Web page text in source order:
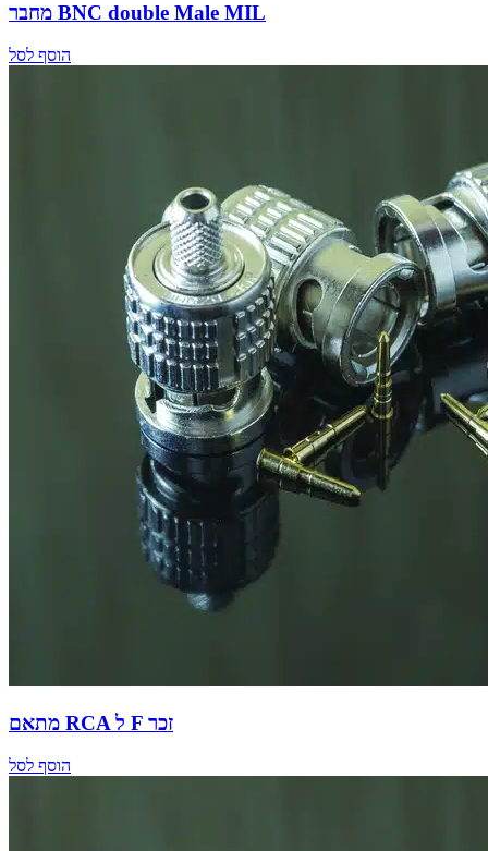
מחבר BNC double Male MIL
הוסף לסל
מתאם RCA ל F זכר
הוסף לסל